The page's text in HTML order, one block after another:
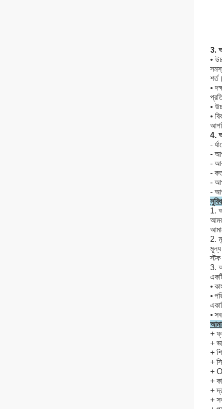
3.
•
•
•
•
4.
-
-
-
-
-
-
1.
2.
মূল্য
স্টক
3.
•
•
•
+
+
+
+
+
+
+
+